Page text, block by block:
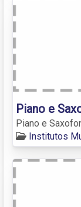
Piano e
Piano e
Institutos